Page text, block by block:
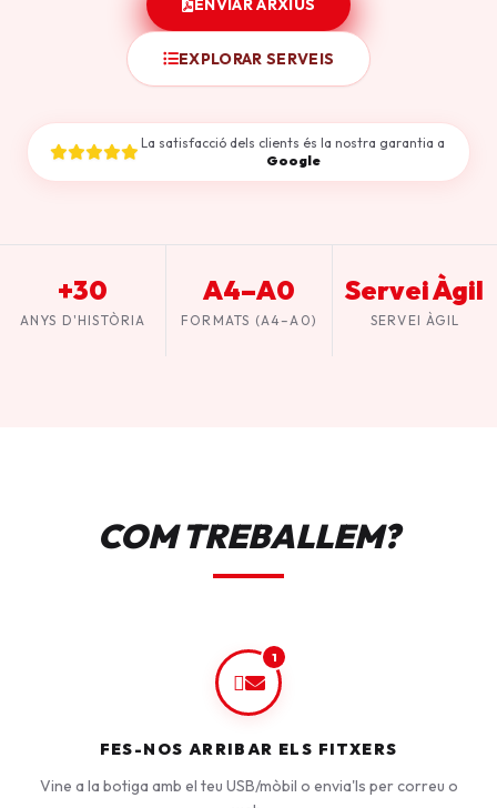
ENVIAR ARXIUS
EXPLORAR SERVEIS
La satisfacció dels clients és la nostra garantia a
Google
+30
ANYS D'HISTÒRIA
A4–A0
FORMATS (A4–A0)
Servei Àgil
SERVEI ÀGIL
COM TREBALLEM?
1
FES-NOS ARRIBAR ELS FITXERS
Vine a la botiga amb el teu USB/mòbil o envia'ls per correu o